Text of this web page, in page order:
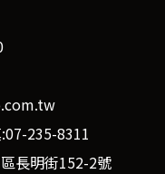
235-8311
長明街152-2號